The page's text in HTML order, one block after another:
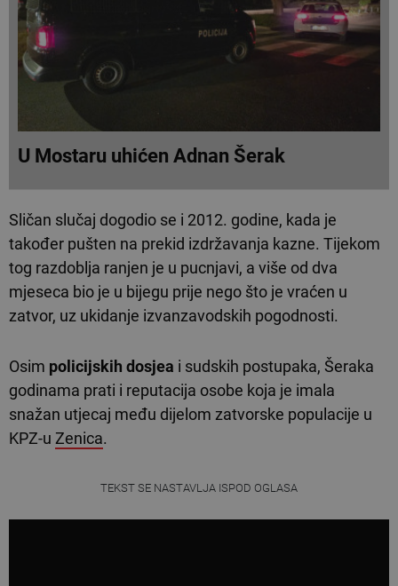
U Mostaru uhićen Adnan Šerak
Sličan slučaj dogodio se i 2012. godine, kada je
također pušten na prekid izdržavanja kazne. Tijekom
tog razdoblja ranjen je u pucnjavi, a više od dva
mjeseca bio je u bijegu prije nego što je vraćen u
zatvor, uz ukidanje izvanzavodskih pogodnosti.
Osim policijskih dosjea i sudskih postupaka, Šeraka
godinama prati i reputacija osobe koja je imala
snažan utjecaj među dijelom zatvorske populacije u
KPZ-u Zenica.
TEKST SE NASTAVLJA ISPOD OGLASA